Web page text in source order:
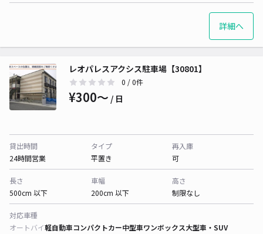
詳細へ
レオパレスアクシス駐車場【30801】
0 / 0件
¥300〜 / 日
貸出時間
24時間営業
タイプ
平置き
再入庫
可
長さ
500cm 以下
車幅
200cm 以下
高さ
制限なし
対応車種
オートバイ軽自動車コンパクトカー中型車ワンボックス大型車・SUV